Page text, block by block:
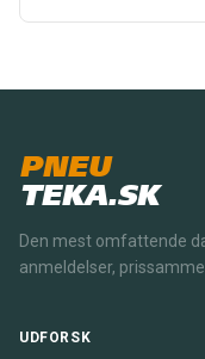
PNEU
TEKA.SK
Den mest omfattende
anmeldelser,
UDFORSK